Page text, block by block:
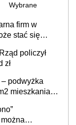
Wybrane
firm w
stać się
policzył
zł
podwyżka
mieszkania,